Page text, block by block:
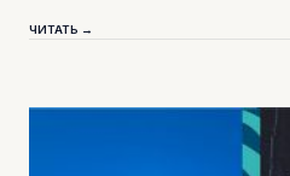
ЧИТАТЬ →